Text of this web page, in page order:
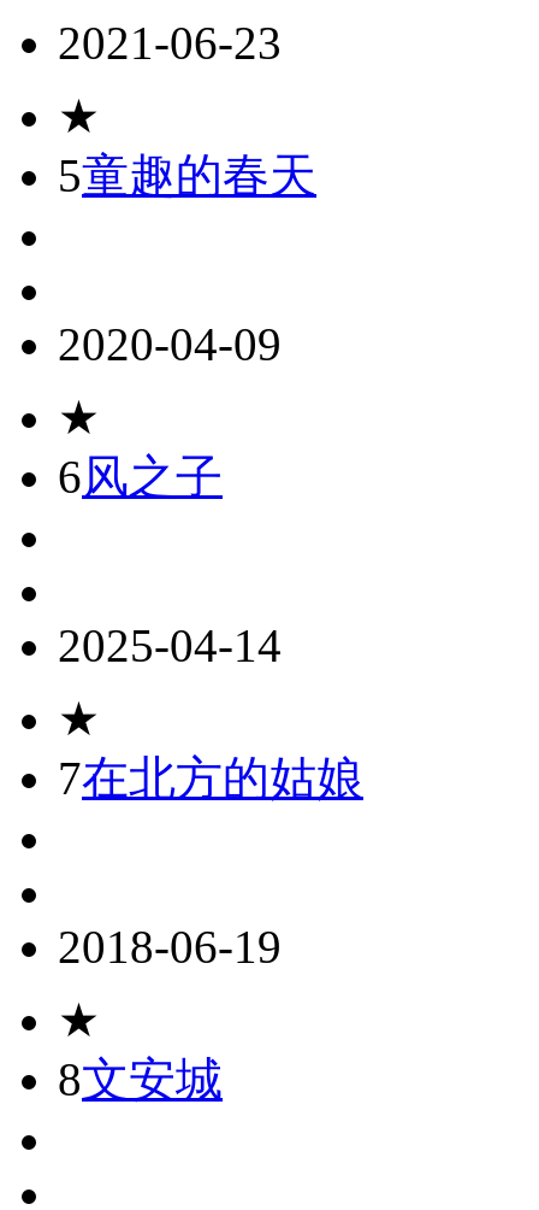
2021-06-23
★
5童趣的春天
2020-04-09
★
6风之子
2025-04-14
★
7在北方的姑娘
2018-06-19
★
8文安城